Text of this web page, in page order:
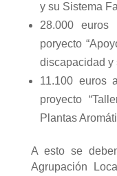
y su Sistema
28.000
poryecto
discapacidad y
11.100 euros
proyecto
Plantas
A esto se
Agrupación